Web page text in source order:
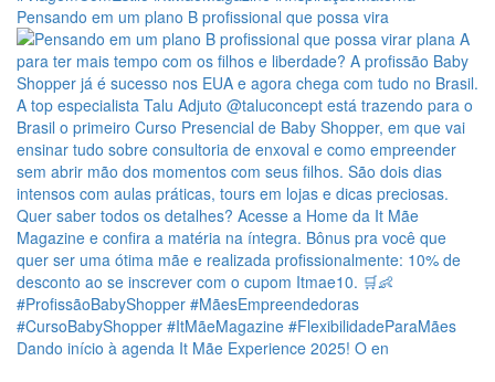
Pensando em um plano B profissional que possa vira
Dando início à agenda It Mãe Experience 2025! O en